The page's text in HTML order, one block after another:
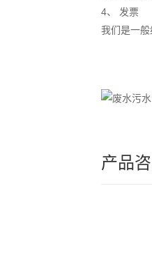
4、 发票
我们是一
产品